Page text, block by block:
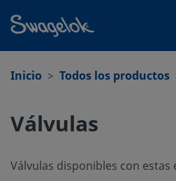
Inicio
Todos los productos
Válvulas
Válvulas disponibles con estas